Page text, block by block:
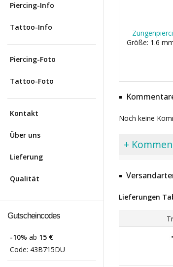
Piercing-Info
Tattoo-Info
Piercing-Foto
Tattoo-Foto
Kontakt
Über uns
Lieferung
Qualität
Gutscheincodes
-10% ab 15 €
Code: 43B715DU
Größe: 1.6
Noch keine
+
Lieferungen